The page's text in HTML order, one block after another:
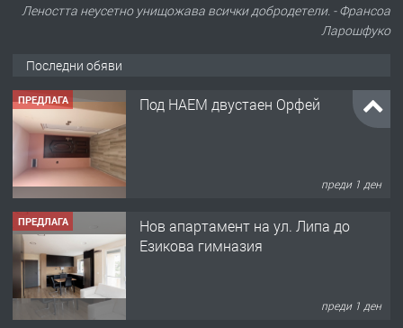
Леността неусетно унищожава всички добродетели. - Франсоа
Ларошфуко
Последни обяви
ПРЕДЛАГА Под НАЕМ двустаен Орфей
преди 1 ден
ПРЕДЛАГА
Нов апартамент на ул. Липа до
Езикова гимназия
преди 1 ден